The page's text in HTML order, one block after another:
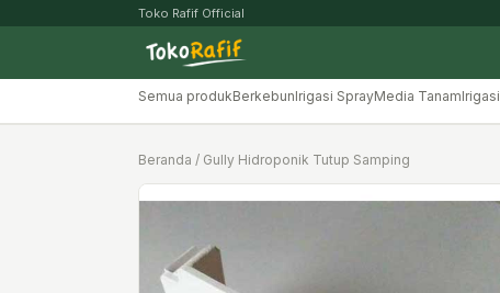
Toko Rafif Official
Semua produkBerkebunIrigasi SprayMedia TanamIrigasi
Beranda / Gully Hidroponik Tutup Samping